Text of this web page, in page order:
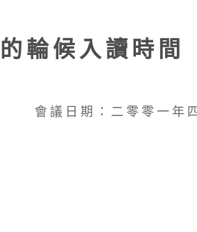
輪 候 入 讀 時 間
會 議 日 期 ： 二 零 零 一 年